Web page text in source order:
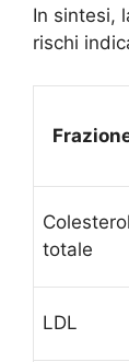
In sintesi,
rischi
totale
LDL